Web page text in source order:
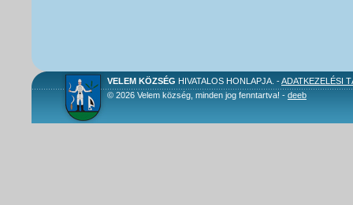
VELEM KÖZSÉG HIVATALOS HONLAPJA. -ADATKEZELÉSI
© 2026 Velem község, minden jog fenntartva! - deeb